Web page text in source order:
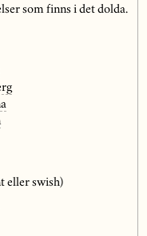
som finns i det dolda.
eller swish)